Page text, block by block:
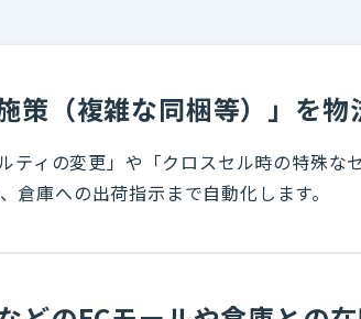
（複雑な同梱等）」を物
ィの変更」や「クロスセル時の特殊な
倉庫への出荷指示まで自動化します。